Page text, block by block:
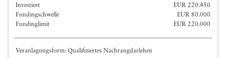
Investiert
EUR 220.450
Fundingschwelle
EUR 80.000
Fundinglimit
EUR 220.000
Veranlagungsform: Qualifiziertes Nachrangdarlehen